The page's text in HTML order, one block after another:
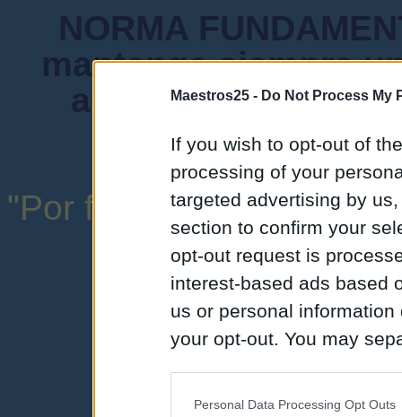
Maestros25 - Do Not Process My
If you wish to opt-out of
processing of your
targeted advertising by
section to confirm your
opt-out request is
interest-based ads based
us or personal
your opt-out. You may
Personal Data Processing Opt Outs
NORMA
mantenga siempre
admiten mensajes
instituciones
"Por favor, no abuse de
una expresión